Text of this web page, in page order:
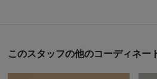
このスタッフの他のコーディネー